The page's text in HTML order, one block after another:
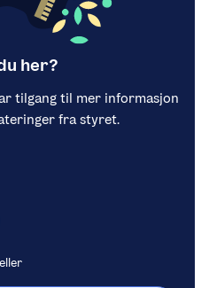
her?
tilgang til mer informasjon
fra styret.
eller